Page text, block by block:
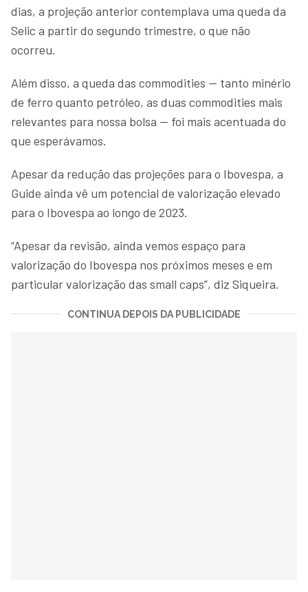
dias, a projeção anterior contemplava uma queda da
Selic a partir do segundo trimestre, o que não
ocorreu.
Além disso, a queda das commodities — tanto minério
de ferro quanto petróleo, as duas commodities mais
relevantes para nossa bolsa — foi mais acentuada do
que esperávamos.
Apesar da redução das projeções para o Ibovespa, a
Guide ainda vê um potencial de valorização elevado
para o Ibovespa ao longo de 2023.
“Apesar da revisão, ainda vemos espaço para
valorização do Ibovespa nos próximos meses e em
particular valorização das small caps”, diz Siqueira.
CONTINUA DEPOIS DA PUBLICIDADE